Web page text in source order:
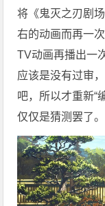
将《鬼灭之刃剧
右的动画而再一
TV动画再播出一
应该是没有过审
吧，所以才重新“
仅仅是猜测罢了。